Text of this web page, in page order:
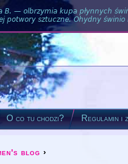
B. — olbrzymia kupa płynnych
potwory sztuczne. Ohydny
O co tu chodzi? Regulamin i
blog ›